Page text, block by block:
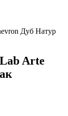
Дуб Натур
Arte